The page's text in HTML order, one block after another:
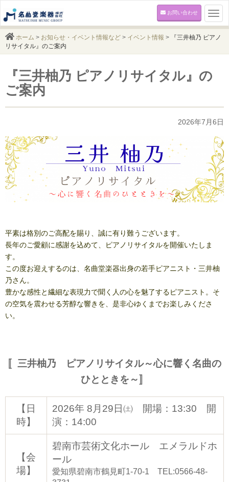
お問い合わせ
ホーム > お知らせ・イベント情報など > イベント情報 >
『三井柚乃 ピアノ
リサイタル』のご案内
『三井柚乃 ピアノリサイタル』の
ご案内
2026年7月6日
平素は格別のご高配を賜り、誠に有り難うございます。
長年のご愛顧に感謝を込めて、ピアノリサイタルを開催いたしま
す。
この度お迎えするのは、名曲堂楽器出身の若手ピアニスト・三井柚
乃さん。
豊かな感性と繊細な表現力で聞く人の心を魅了するピアニスト。そ
の空気を震わせる芳醇な響きを、是非心ゆくまでお楽しみくださ
い。
〚三井柚乃 ピアノリサイタル～心に響く名曲の
ひとときを～〛
【日
時】
2026年 8月29日㈯ 開場：13:30 開
演：14:00
【会
場】
碧南市芸術文化ホール エメラルドホ
ール
愛知県碧南市鶴見町1-70-1 TEL:0566-48-